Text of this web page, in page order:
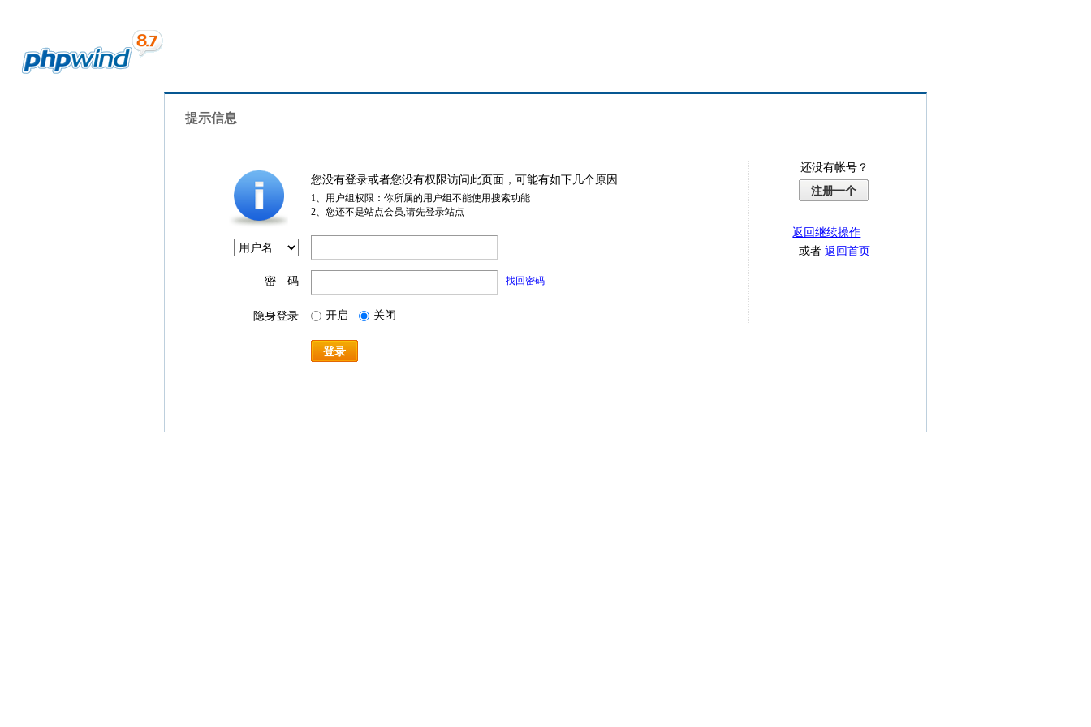
提示信息
您没有登录或者您没有权限访问此页面，可能有如下几个原因
1、用户组权限：你所属的用户组不能使用搜索功能
2、您还不是站点会员,请先登录站点
密 码 找回密码
隐身登录 开启 关闭
登录
还没有帐号？
注册一个
返回继续操作
或者返回首页